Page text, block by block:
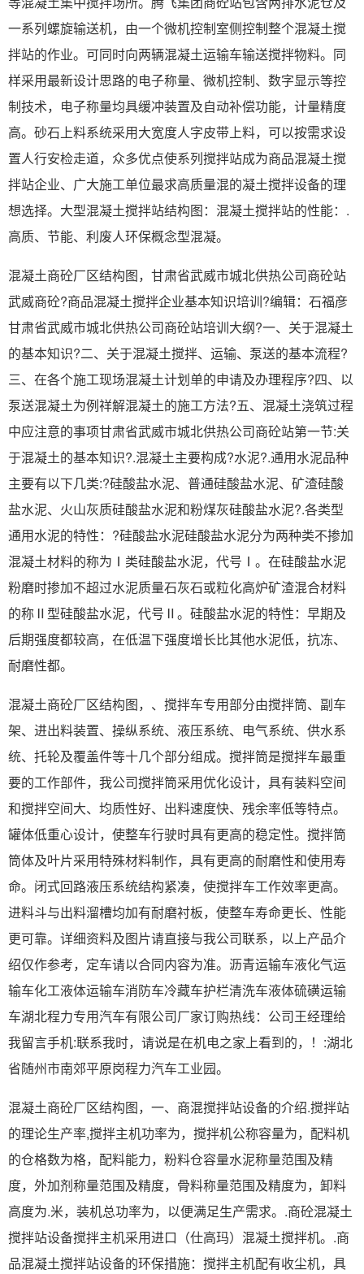
一系列螺旋输送机，由一个微机控制室侧控制整个混凝土搅
拌站的作业。可同时向两辆混凝土运输车输送搅拌物料。同
样采用最新设计思路的电子称量、微机控制、数字显示等控
制技术，电子称量均具缓冲装置及自动补偿功能，计量精度
高。砂石上料系统采用大宽度人字皮带上料，可以按需求设
置人行安检走道，众多优点使系列搅拌站成为商品混凝土搅
拌站企业、广大施工单位最求高质量混的凝土搅拌设备的理
想选择。大型混凝土搅拌站结构图：混凝土搅拌站的性能：.
高质、节能、利废人环保概念型混凝。
混凝土商砼厂区结构图，甘肃省武威市城北供热公司商砼站
武威商砼?商品混凝土搅拌企业基本知识培训?编辑：石福彦
甘肃省武威市城北供热公司商砼站培训大纲?一、关于混凝土
的基本知识?二、关于混凝土搅拌、运输、泵送的基本流程?
三、在各个施工现场混凝土计划单的申请及办理程序?四、以
泵送混凝土为例祥解混凝土的施工方法?五、混凝土浇筑过程
中应注意的事项甘肃省武威市城北供热公司商砼站第一节:关
于混凝土的基本知识?.混凝土主要构成?水泥?.通用水泥品种
主要有以下几类:?硅酸盐水泥、普通硅酸盐水泥、矿渣硅酸
盐水泥、火山灰质硅酸盐水泥和粉煤灰硅酸盐水泥?.各类型
通用水泥的特性：?硅酸盐水泥硅酸盐水泥分为两种类不掺加
混凝土材料的称为Ⅰ类硅酸盐水泥，代号Ⅰ。在硅酸盐水泥
粉磨时掺加不超过水泥质量石灰石或粒化高炉矿渣混合材料
的称Ⅱ型硅酸盐水泥，代号Ⅱ。硅酸盐水泥的特性：早期及
后期强度都较高，在低温下强度增长比其他水泥低，抗冻、
耐磨性都。
混凝土商砼厂区结构图，、搅拌车专用部分由搅拌筒、副车
架、进出料装置、操纵系统、液压系统、电气系统、供水系
统、托轮及覆盖件等十几个部分组成。搅拌筒是搅拌车最重
要的工作部件，我公司搅拌筒采用优化设计，具有装料空间
和搅拌空间大、均质性好、出料速度快、残余率低等特点。
罐体低重心设计，使整车行驶时具有更高的稳定性。搅拌筒
筒体及叶片采用特殊材料制作，具有更高的耐磨性和使用寿
命。闭式回路液压系统结构紧凑，使搅拌车工作效率更高。
进料斗与出料溜槽均加有耐磨衬板，使整车寿命更长、性能
更可靠。详细资料及图片请直接与我公司联系，以上产品介
绍仅作参考，定车请以合同内容为准。沥青运输车液化气运
输车化工液体运输车消防车冷藏车护栏清洗车液体硫磺运输
车湖北程力专用汽车有限公司厂家订购热线：公司王经理给
我留言手机:联系我时，请说是在机电之家上看到的，！:湖北
省随州市南郊平原岗程力汽车工业园。
混凝土商砼厂区结构图，一、商混搅拌站设备的介绍.搅拌站
的理论生产率,搅拌主机功率为，搅拌机公称容量为，配料机
的仓格数为格，配料能力，粉料仓容量水泥称量范围及精
度，外加剂称量范围及精度，骨料称量范围及精度为，卸料
高度为.米，装机总功率为，以便满足生产需求。.商砼混凝土
搅拌站设备搅拌主机采用进口（仕高玛）混凝土搅拌机。.商
品混凝土搅拌站设备的环保措施：搅拌主机配有收尘机，具